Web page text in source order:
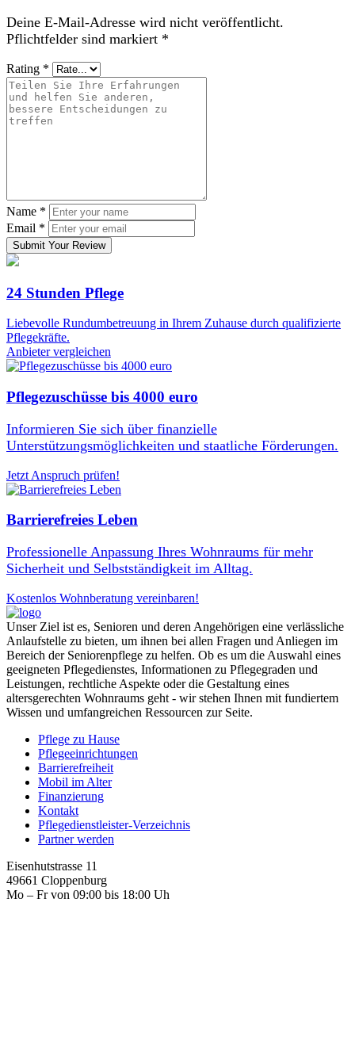
Deine E-Mail-Adresse wird nicht veröffentlicht.
Pflichtfelder sind markiert *
Rating *
Name *
Email *
Submit Your Review
24 Stunden Pflege
Liebevolle Rundumbetreuung in Ihrem Zuhause durch qualifizierte
Pflegekräfte.
Anbieter vergleichen
Pflegezuschüsse bis 4000 euro
Informieren Sie sich über finanzielle
Unterstützungsmöglichkeiten und staatliche Förderungen.
Jetzt Anspruch prüfen!
Barrierefreies Leben
Professionelle Anpassung Ihres Wohnraums für mehr
Sicherheit und Selbstständigkeit im Alltag.
Kostenlos Wohnberatung vereinbaren!
Unser Ziel ist es, Senioren und deren Angehörigen eine verlässliche
Anlaufstelle zu bieten, um ihnen bei allen Fragen und Anliegen im
Bereich der Seniorenpflege zu helfen. Ob es um die Auswahl eines
geeigneten Pflegedienstes, Informationen zu Pflegegraden und
Leistungen, rechtliche Aspekte oder die Gestaltung eines
altersgerechten Wohnraums geht - wir stehen Ihnen mit fundiertem
Wissen und umfangreichen Ressourcen zur Seite.
Pflege zu Hause
Pflegeeinrichtungen
Barrierefreiheit
Mobil im Alter
Finanzierung
Kontakt
Pflegedienstleister-Verzeichnis
Partner werden
Eisenhutstrasse 11
49661 Cloppenburg
Mo – Fr von 09:00 bis 18:00 Uh